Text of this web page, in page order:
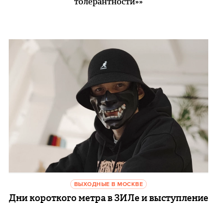
ВЫХОДНЫЕ В МОСКВЕ
Дни короткого метра в ЗИЛе и выступление